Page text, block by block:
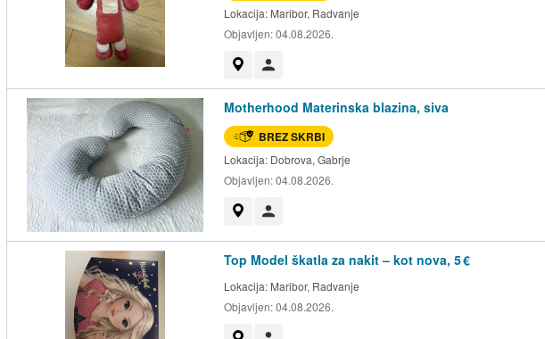
Lokacija: Maribor, Radvanje
Objavljen:04.08.2026.
Motherhood Materinska blazina, siva
BREZ SKRBI
Lokacija: Dobrova, Gabrje
Objavljen:04.08.2026.
Top Model škatla za nakit – kot nova, 5 €
Lokacija: Maribor, Radvanje
Objavljen:04.08.2026.